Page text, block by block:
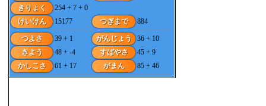
きりょく
254 + 7 + 0
けいけん
15177 つぎまで 884
つよさ 39 + 1 がんじょう
36 + 10
きよう
48 + -4 すばやさ
45 + 9
かしこさ
61 + 17 がまん 85 + 46